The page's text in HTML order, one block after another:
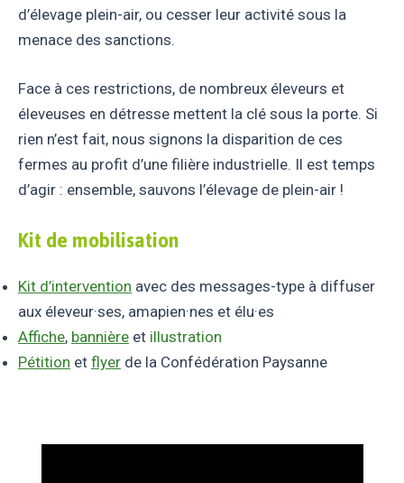
d’élevage plein-air, ou cesser leur activité sous la
menace des sanctions.
Face à ces restrictions, de nombreux éleveurs et
éleveuses en détresse mettent la clé sous la porte. Si
rien n’est fait, nous signons la disparition de ces
fermes au profit d’une filière industrielle. Il est temps
d’agir : ensemble, sauvons l’élevage de plein-air !
Kit de mobilisation
Kit d’intervention avec des messages-type à diffuser
aux éleveur·ses, amapien·nes et élu·es
Affiche, bannière et illustration
Pétition et flyer de la Confédération Paysanne